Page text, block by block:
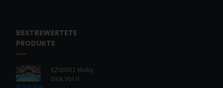
BESTBEWERTETE
PRODUKTE
EZ00001 Moby
Dick Vol II